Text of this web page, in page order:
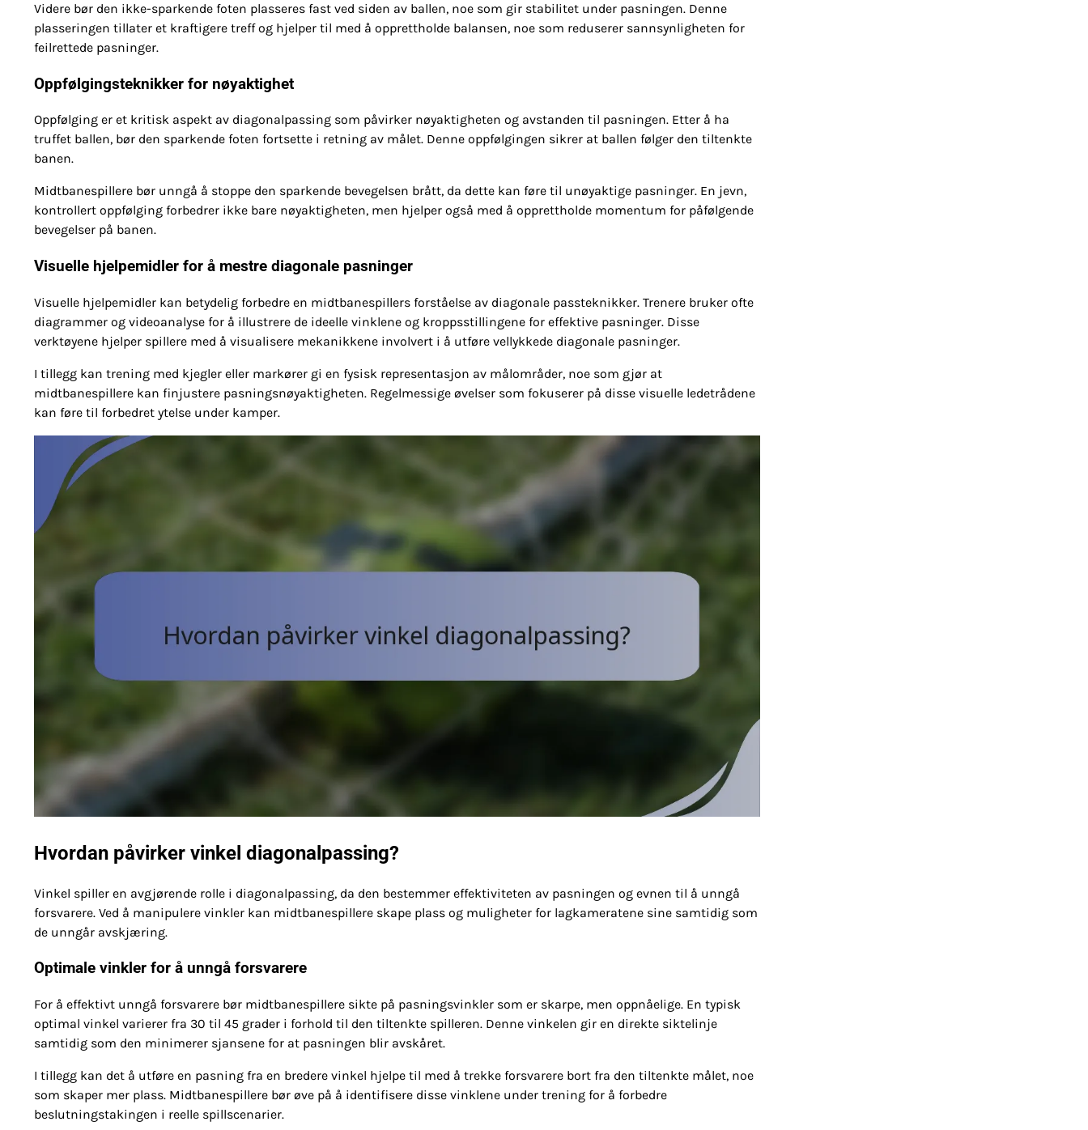
Videre bør den ikke-sparkende foten plasseres fast ved siden av ballen, noe som gir stabilitet under pasningen. Denne
plasseringen tillater et kraftigere treff og hjelper til med å opprettholde balansen, noe som reduserer sannsynligheten for
feilrettede pasninger.
Oppfølgingsteknikker for nøyaktighet
Oppfølging er et kritisk aspekt av diagonalpassing som påvirker nøyaktigheten og avstanden til pasningen. Etter å ha
truffet ballen, bør den sparkende foten fortsette i retning av målet. Denne oppfølgingen sikrer at ballen følger den tiltenkte
banen.
Midtbanespillere bør unngå å stoppe den sparkende bevegelsen brått, da dette kan føre til unøyaktige pasninger. En jevn,
kontrollert oppfølging forbedrer ikke bare nøyaktigheten, men hjelper også med å opprettholde momentum for påfølgende
bevegelser på banen.
Visuelle hjelpemidler for å mestre diagonale pasninger
Visuelle hjelpemidler kan betydelig forbedre en midtbanespillers forståelse av diagonale passteknikker. Trenere bruker ofte
diagrammer og videoanalyse for å illustrere de ideelle vinklene og kroppsstillingene for effektive pasninger. Disse
verktøyene hjelper spillere med å visualisere mekanikkene involvert i å utføre vellykkede diagonale pasninger.
I tillegg kan trening med kjegler eller markører gi en fysisk representasjon av målområder, noe som gjør at
midtbanespillere kan finjustere pasningsnøyaktigheten. Regelmessige øvelser som fokuserer på disse visuelle ledetrådene
kan føre til forbedret ytelse under kamper.
Hvordan påvirker vinkel diagonalpassing?
Vinkel spiller en avgjørende rolle i diagonalpassing, da den bestemmer effektiviteten av pasningen og evnen til å unngå
forsvarere. Ved å manipulere vinkler kan midtbanespillere skape plass og muligheter for lagkameratene sine samtidig som
de unngår avskjæring.
Optimale vinkler for å unngå forsvarere
For å effektivt unngå forsvarere bør midtbanespillere sikte på pasningsvinkler som er skarpe, men oppnåelige. En typisk
optimal vinkel varierer fra 30 til 45 grader i forhold til den tiltenkte spilleren. Denne vinkelen gir en direkte siktelinje
samtidig som den minimerer sjansene for at pasningen blir avskåret.
I tillegg kan det å utføre en pasning fra en bredere vinkel hjelpe til med å trekke forsvarere bort fra den tiltenkte målet, noe
som skaper mer plass. Midtbanespillere bør øve på å identifisere disse vinklene under trening for å forbedre
beslutningstakingen i reelle spillscenarier.